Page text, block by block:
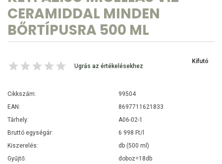
CERAMIDDAL MINDEN
BŐRTÍPUSRA 500 ML
Ugrás az értékelésekhez
Kifutó
Cikkszám:
99504
EAN:
8697711621833
Tárhely:
A06-02-1
Bruttó egységár:
6 998 Ft/l
Kiszerelés:
db (500 ml)
Gyűjtő:
doboz=18db